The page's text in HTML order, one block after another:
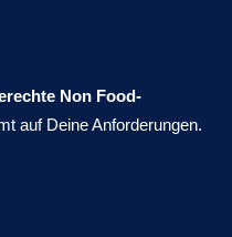
Non Food-
auf Deine Anforderungen.